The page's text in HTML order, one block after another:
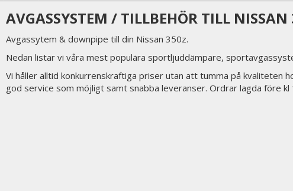
AVGASSYSTEM / TILLBEHÖR TILL NISSAN
Avgassytem & downpipe till din Nissan 350z.
Nedan listar vi våra mest populära sportljuddämpare,
Vi håller alltid konkurrenskraftiga priser utan att tumma på kvaliteten
god service som möjligt samt snabba leveranser. Ordrar lagda före kl